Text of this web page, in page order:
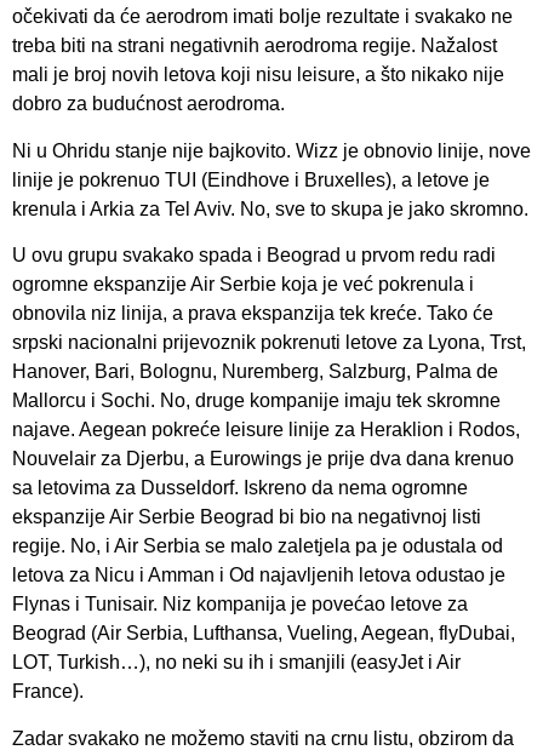
očekivati da će aerodrom imati bolje rezultate i svakako ne
treba biti na strani negativnih aerodroma regije. Nažalost
mali je broj novih letova koji nisu leisure, a što nikako nije
dobro za budućnost aerodroma.
Ni u Ohridu stanje nije bajkovito. Wizz je obnovio linije, nove
linije je pokrenuo TUI (Eindhove i Bruxelles), a letove je
krenula i Arkia za Tel Aviv. No, sve to skupa je jako skromno.
U ovu grupu svakako spada i Beograd u prvom redu radi
ogromne ekspanzije Air Serbie koja je već pokrenula i
obnovila niz linija, a prava ekspanzija tek kreće. Tako će
srpski nacionalni prijevoznik pokrenuti letove za Lyona, Trst,
Hanover, Bari, Bolognu, Nuremberg, Salzburg, Palma de
Mallorcu i Sochi. No, druge kompanije imaju tek skromne
najave. Aegean pokreće leisure linije za Heraklion i Rodos,
Nouvelair za Djerbu, a Eurowings je prije dva dana krenuo
sa letovima za Dusseldorf. Iskreno da nema ogromne
ekspanzije Air Serbie Beograd bi bio na negativnoj listi
regije. No, i Air Serbia se malo zaletjela pa je odustala od
letova za Nicu i Amman i Od najavljenih letova odustao je
Flynas i Tunisair. Niz kompanija je povećao letove za
Beograd (Air Serbia, Lufthansa, Vueling, Aegean, flyDubai,
LOT, Turkish…), no neki su ih i smanjili (easyJet i Air
France).
Zadar svakako ne možemo staviti na crnu listu, obzirom da